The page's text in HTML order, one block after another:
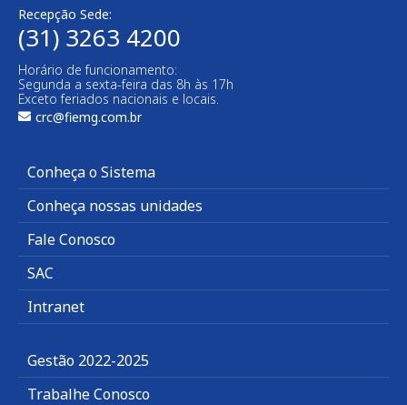
Recepção Sede:
(31) 3263 4200
Horário de funcionamento:
Segunda a sexta-feira das 8h às 17h
Exceto feriados nacionais e locais.
crc@fiemg.com.br
Conheça o Sistema
Conheça nossas unidades
Fale Conosco
SAC
Intranet
Gestão 2022-2025
Trabalhe Conosco